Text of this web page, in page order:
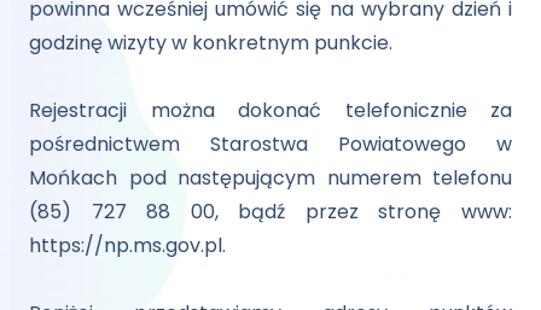
powinna wcześniej umówić się na wybrany dzień i
godzinę wizyty w konkretnym punkcie.
Rejestracji można dokonać telefonicznie za
pośrednictwem Starostwa Powiatowego w
Mońkach pod następującym numerem telefonu
(85) 727 88 00, bądź przez stronę www:
https://np.ms.gov.pl.